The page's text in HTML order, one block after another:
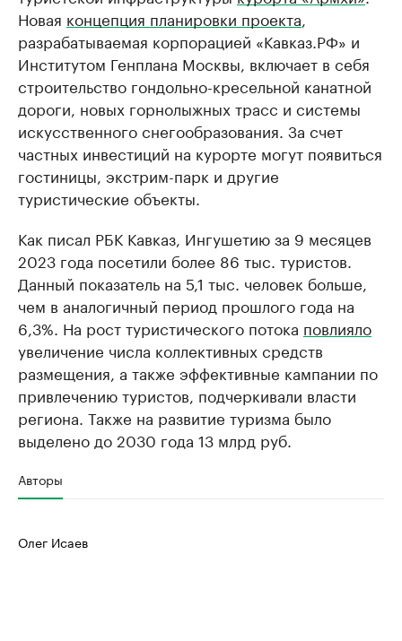
Новая концепция планировки проекта
разрабатываемая корпорацией «Кавказ.РФ» и
Институтом Генплана Москвы, включает в себя
строительство гондольно-кресельной канатной
дороги, новых горнолыжных трасс и системы
искусственного снегообразования. За счет
частных инвестиций на курорте могут появиться
гостиницы, экстрим-парк и другие
туристические объекты.
Как писал РБК Кавказ, Ингушетию за 9 месяцев
2023 года посетили более 86 тыс. туристов.
Данный показатель на 5,1 тыс. человек больше,
чем в аналогичный период прошлого года на
6,3%. На рост туристического потока повлияло
увеличение числа коллективных средств
размещения, а также эффективные кампании по
привлечению туристов, подчеркивали власти
региона. Также на развитие туризма было
выделено до 2030 года 13 млрд руб.
Авторы
Олег Исаев